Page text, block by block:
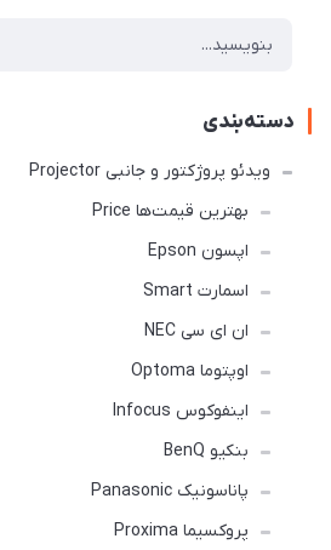
دسته‌بندی
ویدئو پروژکتور و جانبی Projector
بهترین قیمت‌ها Price
اپسون Epson
اسمارت Smart
ان ای سی NEC
اوپتوما Optoma
اینفوکوس Infocus
بنکیو BenQ
پاناسونیک Panasonic
پروکسیما Proxima